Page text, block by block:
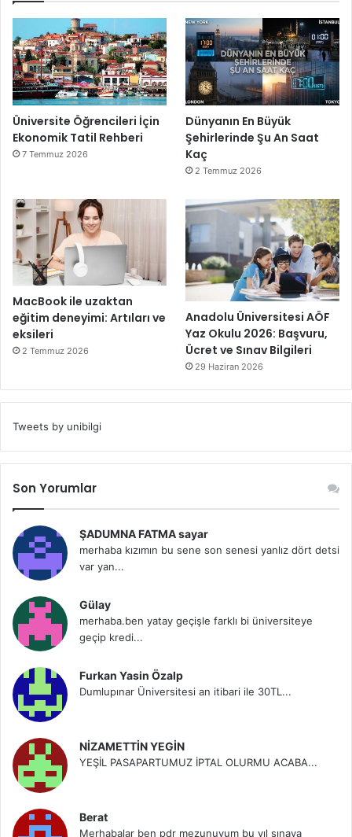
Üniversite Öğrencileri İçin
Ekonomik Tatil Rehberi
7 Temmuz 2026
Dünyanın En Büyük
Şehirlerinde Şu An Saat
Kaç
2 Temmuz 2026
MacBook ile uzaktan
eğitim deneyimi: Artıları ve
eksileri
2 Temmuz 2026
Anadolu Üniversitesi AÖF
Yaz Okulu 2026: Başvuru,
Ücret ve Sınav Bilgileri
29 Haziran 2026
Tweets by unibilgi
Son Yorumlar
ŞADUMNA FATMA sayar
merhaba kızımın bu sene son senesi yanlız dört detsi
var yan...
Gülay
merhaba.ben yatay geçişle farklı bi üniversiteye
geçip kredi...
Furkan Yasin Özalp
Dumlupınar Üniversitesi an itibari ile 30TL...
NİZAMETTİN YEGİN
YEŞİL PASAPARTUMUZ İPTAL OLURMU ACABA...
Berat
Merhabalar ben pdr mezunuyum bu yıl sınava